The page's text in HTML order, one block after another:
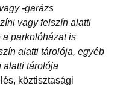
-garázs
vagy felszín alatti
parkolóházat is
alatti tárolója, egyéb
alatti tárolója
köztisztasági